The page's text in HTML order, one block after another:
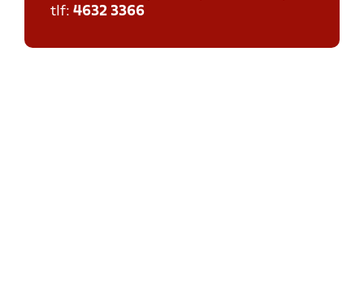
tlf: 4632 3366